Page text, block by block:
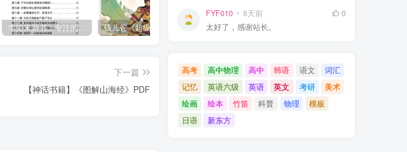
李笑来新书：专注的真相 [PDF] 奇喵君故事《猫小九历险记 1-4季 (少儿大型奇幻冒险之旅)
下一篇
【神话书籍】《图解山海经》PDF
FYF010 8天前
0
太好了，感谢站长。
高考 高中物理 高中 韩语 语文
词汇
记忆
英语六级 英语 英文 考研
美术
绘画
绘本 竹笛 科普 物理
模板
日语
新东方